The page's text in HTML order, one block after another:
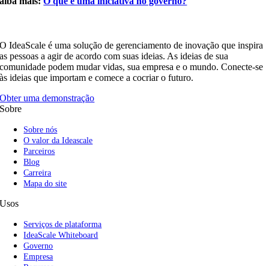
O IdeaScale é uma solução de gerenciamento de inovação que inspira
as pessoas a agir de acordo com suas ideias. As ideias de sua
comunidade podem mudar vidas, sua empresa e o mundo. Conecte-se
às ideias que importam e comece a cocriar o futuro.
Obter uma demonstração
Sobre
Sobre nós
O valor da Ideascale
Parceiros
Blog
Carreira
Mapa do site
Usos
Serviços de plataforma
IdeaScale Whiteboard
Governo
Empresa